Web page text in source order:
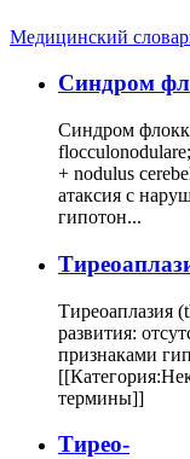
Медицинский
Cиндром
Синдром
+ nodulus
атаксия с
гипотон...
Тиреоаплазия
развития:
признаками
термины]]
Тирео-